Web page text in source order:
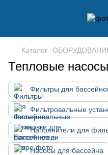
Каталог
Тепловые
Фильтры для
Фильтровальные
Наполнители для
Насосы для бассейна